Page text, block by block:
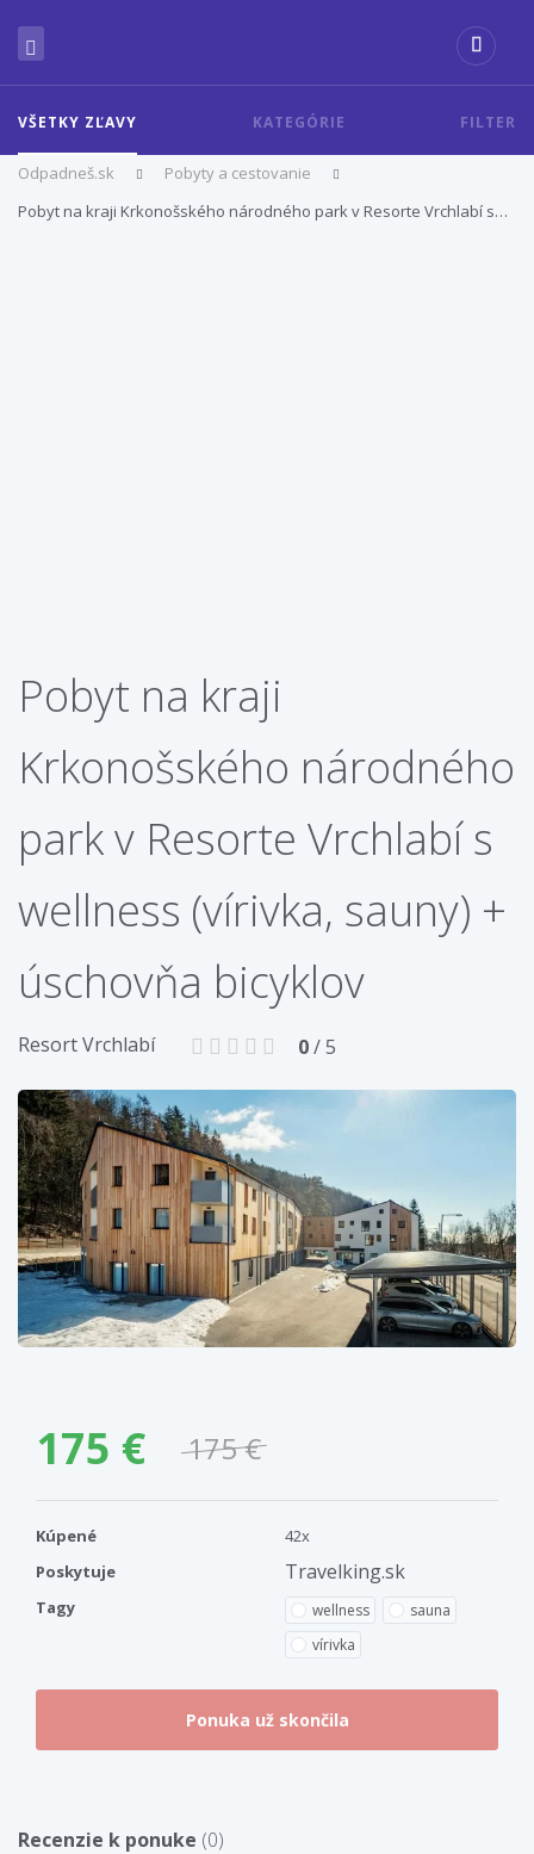
VŠETKY ZĽAVY KATEGÓRIE FILTER
Odpadneš.sk
Pobyty a cestovanie
Pobyt na kraji Krkonošského národného park v Resorte Vrchlabí s…
Pobyt na kraji
Krkonošského národného
park v Resorte Vrchlabí s
wellness (vírivka, sauny) +
úschovňa bicyklov
Resort Vrchlabí 0/ 5
175 € 175 €
Kúpené
42x
Poskytuje
Travelking.sk
Tagy wellness
sauna
vírivka
Recenzie k ponuke (0)